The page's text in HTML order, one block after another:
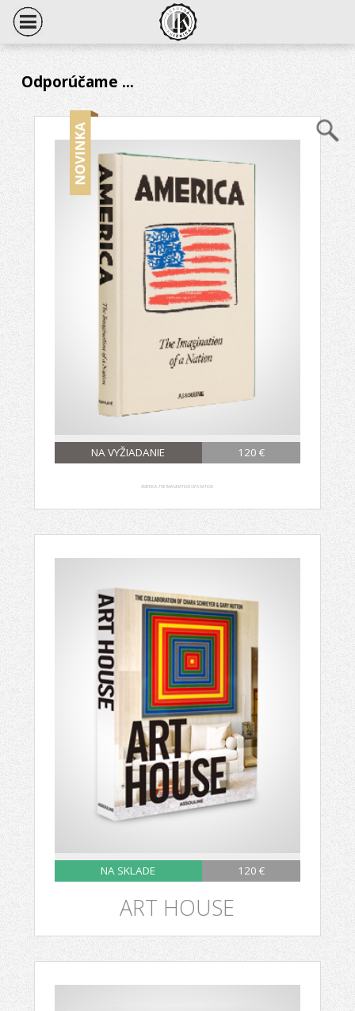
Odporúčame ...
NA VYŽIADANIE 120 €
AMERICA: THE IMAGINATION OF A NATION
NA SKLADE 120 €
ART HOUSE